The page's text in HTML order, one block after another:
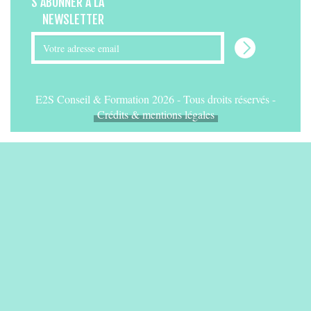
NEWSLETTER
E2S Conseil & Formation 2026 - Tous droits réservés -
Crédits & mentions légales